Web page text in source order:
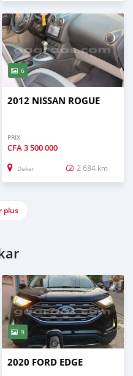
6
2012 NISSAN ROGUE
PRIX
CFA3 500 000
Dakar 2 684 km
plus
9
2020 FORD EDGE